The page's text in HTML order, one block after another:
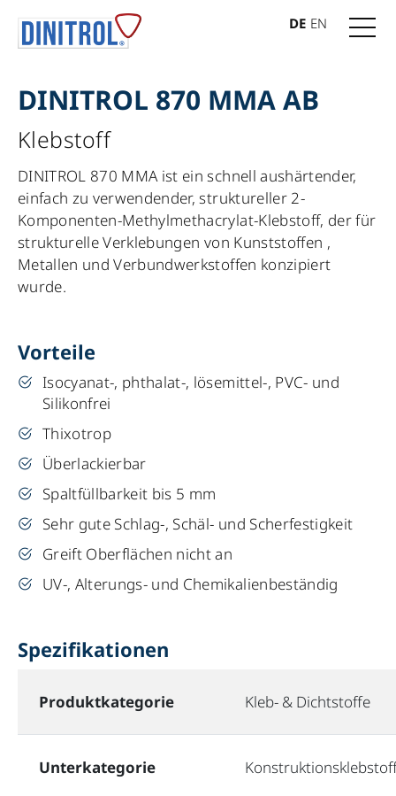
DE EN
DINITROL 870 MMA AB
Klebstoff
DINITROL 870 MMA ist ein schnell aushärtender,
einfach zu verwendender, struktureller 2-
Komponenten-Methylmethacrylat-Klebstoff, der für
strukturelle Verklebungen von Kunststoffen ,
Metallen und Verbundwerkstoffen konzipiert
wurde.
Vorteile
Isocyanat-, phthalat-, lösemittel-, PVC- und
Silikonfrei
Thixotrop
Überlackierbar
Spaltfüllbarkeit bis 5 mm
Sehr gute Schlag-, Schäl- und Scherfestigkeit
Greift Oberflächen nicht an
UV-, Alterungs- und Chemikalienbeständig
Spezifikationen
Produktkategorie Kleb- & Dichtstoffe
Unterkategorie